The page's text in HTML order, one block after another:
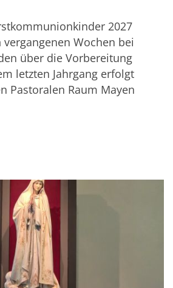
2027
Wochen bei
über die Vorbereitung
letzten Jahrgang erfolgt
Pastoralen Raum Mayen